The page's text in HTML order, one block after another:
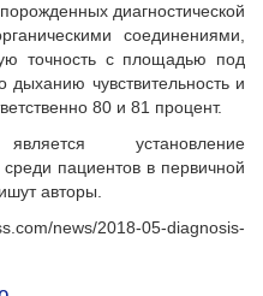
диагностической
соединениями,
точность с площадью под
дыханию чувствительность и
80 и 81 процент.
установление
среди пациентов в первичной
авторы.
news/2018-05-diagnosis-